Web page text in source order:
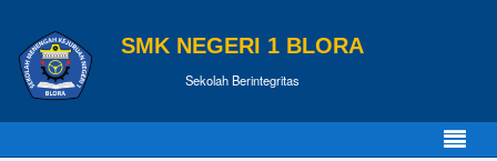
SMK NEGERI 1 BLORA
Sekolah Berintegritas